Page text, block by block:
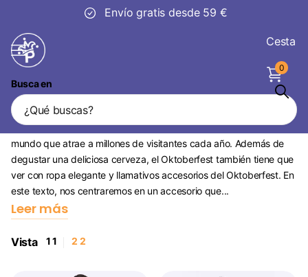
Envío gratis desde 59 €
Busca en
Cesta
0
Tirantes Oktoberfest
La Oktoberfest es una fiesta de la cerveza famosa en todo el
mundo que atrae a millones de visitantes cada año. Además de
degustar una deliciosa cerveza, el Oktoberfest también tiene que
ver con ropa elegante y llamativos accesorios del Oktoberfest. En
este texto, nos centraremos en un accesorio que...
Leer más
Vista 11 2 2